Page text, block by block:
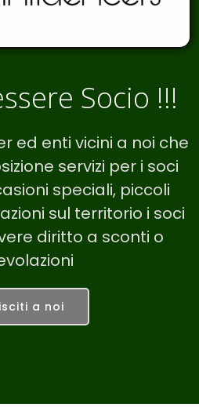
Socio !!!
ed enti vicini a noi che
servizi per i soci
speciali, piccoli
sul territorio i soci
diritto a sconti o
a noi